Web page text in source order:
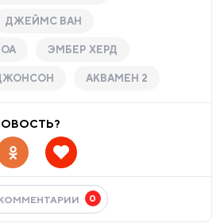
ДЖЕЙМС ВАН
ЭМБЕР ХЕРД
АКВАМЕН 2
0